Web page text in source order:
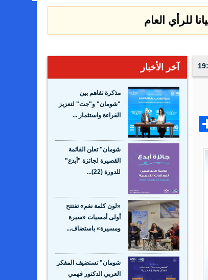
للرأي العام
آخر الأخبار
مذكرة تفاهم بين
"شومان" و"جت" لتعزيز
القراءة واستثمار ...
شومان" تعلن القائمة
القصيرة لجائزة "أبدع"
للدورة (22)...
«لون كلمة نغم» تفتتح
أولى أمسيات «سيرة
ومسيرة» باستضاف...
شومان" تستضيف المفكر
العربي الدكتور فهمي